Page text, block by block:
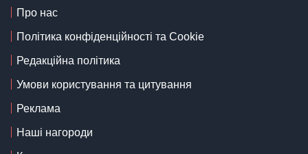
Про нас
Політика конфіденційності та Cookie
Редакційна політика
Умови користування та цитування
Реклама
Наші нагороди